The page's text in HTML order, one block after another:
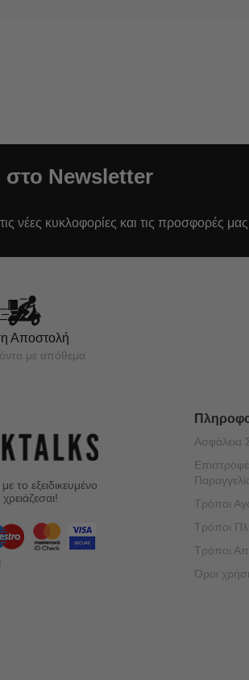
Newsletter
νέες κυκλοφορίες και τις προσφορές
Αποστολή
με απόθεμα
το εξειδικευμένο
Ασφάλεια
Τρόποι
Τρόποι
Τρόποι
Όροι